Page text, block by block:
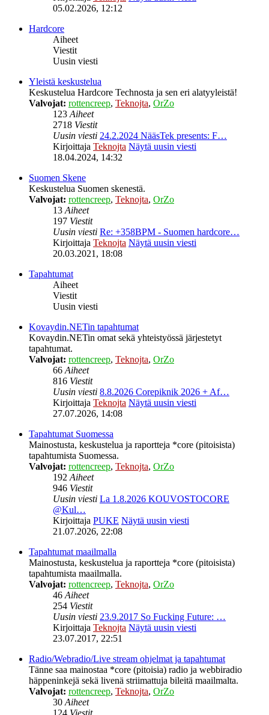
05.02.2026, 12:12
Hardcore
Aiheet
Viestit
Uusin viesti
Yleistä keskustelua
Keskustelua Hardcore Technosta ja sen eri alatyyleistä!
Valvojat: rottencreep, Teknojta, OrZo
123Aiheet
2718 Viestit
Uusin viesti 24.2.2024 NääsTek presents: F…
Kirjoittaja Teknojta Näytä uusin viesti
18.04.2024, 14:32
Suomen Skene
Keskustelua Suomen skenestä.
Valvojat: rottencreep, Teknojta, OrZo
13Aiheet
197 Viestit
Uusin viesti Re: +358BPM - Suomen hardcore…
Kirjoittaja Teknojta Näytä uusin viesti
20.03.2021, 18:08
Tapahtumat
Aiheet
Viestit
Uusin viesti
Kovaydin.NETin tapahtumat
Kovaydin.NETin omat sekä yhteistyössä järjestetyt
tapahtumat.
Valvojat: rottencreep, Teknojta, OrZo
66Aiheet
816 Viestit
Uusin viesti 8.8.2026 Corepiknik 2026 + Af…
Kirjoittaja Teknojta Näytä uusin viesti
27.07.2026, 14:08
Tapahtumat Suomessa
Mainostusta, keskustelua ja raportteja *core (pitoisista)
tapahtumista Suomessa.
Valvojat: rottencreep, Teknojta, OrZo
192Aiheet
946 Viestit
Uusin viesti La 1.8.2026 KOUVOSTOCORE
@Kul…
Kirjoittaja PUKE Näytä uusin viesti
21.07.2026, 22:08
Tapahtumat maailmalla
Mainostusta, keskustelua ja raportteja *core (pitoisista)
tapahtumista maailmalla.
Valvojat: rottencreep, Teknojta, OrZo
46Aiheet
254 Viestit
Uusin viesti 23.9.2017 So Fucking Future: …
Kirjoittaja Teknojta Näytä uusin viesti
23.07.2017, 22:51
Radio/Webradio/Live stream ohjelmat ja tapahtumat
Tänne saa mainostaa *core (pitoisia) radio ja webbiradio
häppeninkejä sekä livenä striimattuja bileitä maailmalta.
Valvojat: rottencreep, Teknojta, OrZo
30Aiheet